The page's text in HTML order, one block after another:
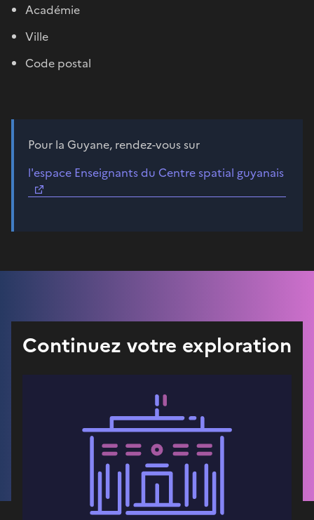
Académie
Ville
Code postal
Pour la Guyane, rendez-vous sur
l'espace Enseignants du Centre spatial guyanais
Continuez votre exploration